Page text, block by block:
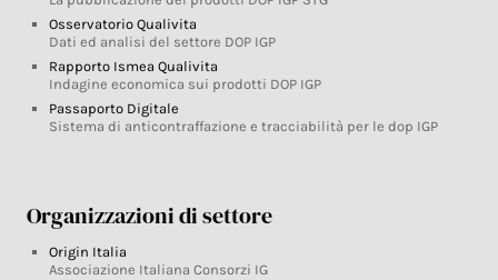
Osservatorio Qualivita
Dati ed analisi del settore DOP IGP
Rapporto Ismea Qualivita
Indagine economica sui prodotti DOP IGP
Passaporto Digitale
Sistema di anticontraffazione e tracciabilità per le dop IGP
Organizzazioni di settore
Origin Italia
Associazione Italiana Consorzi IG